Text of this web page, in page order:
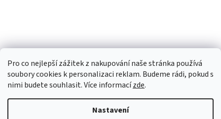
Pro co nejlepší zážitek z nakupování naše stránka používá
soubory cookies k personalizaci reklam. Budeme rádi, pokud s
nimi budete souhlasit. Více informacízde.
Nastavení